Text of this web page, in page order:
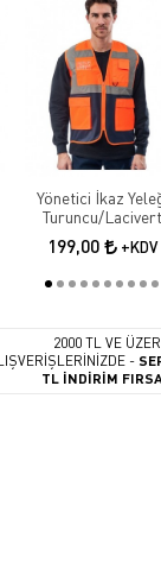
Yönetici İkaz
Turuncu/Lacivert
199,00 +KDV
2000 TL VE
-
TL İNDİRİM